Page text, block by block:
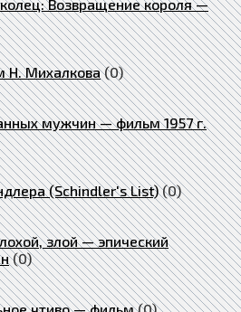
Возвращение короля —
Н. Михалкова (0)
мужчин — фильм 1957 г.
(Schindler's List) (0)
злой — эпический
(0)